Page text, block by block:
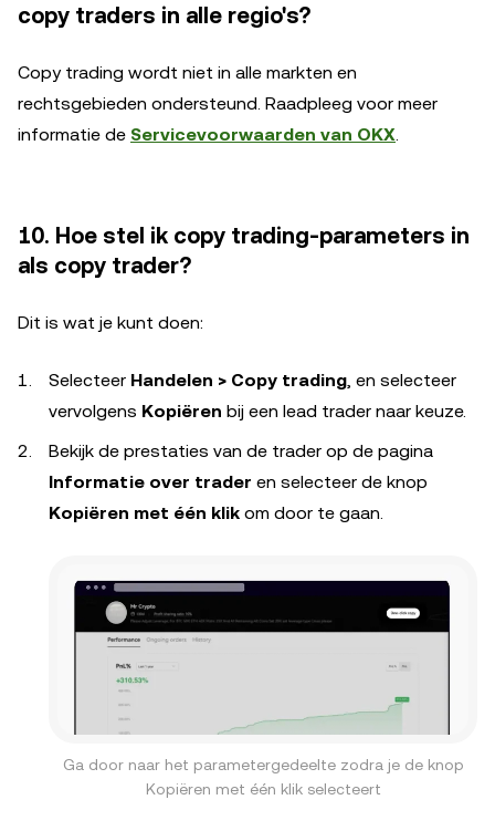
copy traders in alle regio's?
Copy trading wordt niet in alle markten en
rechtsgebieden ondersteund. Raadpleeg voor meer
informatie de Servicevoorwaarden van OKX.
10. Hoe stel ik copy trading-parameters in
als copy trader?
Dit is wat je kunt doen:
Selecteer Handelen > Copy trading, en selecteer
vervolgens Kopiëren bij een lead trader naar keuze.
Bekijk de prestaties van de trader op de pagina
Informatie over trader en selecteer de knop
Kopiëren met één klik om door te gaan.
Ga door naar het parametergedeelte zodra je de knop
Kopiëren met één klik selecteert